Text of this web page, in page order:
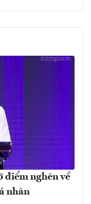
điểm nghẽn về
nhân